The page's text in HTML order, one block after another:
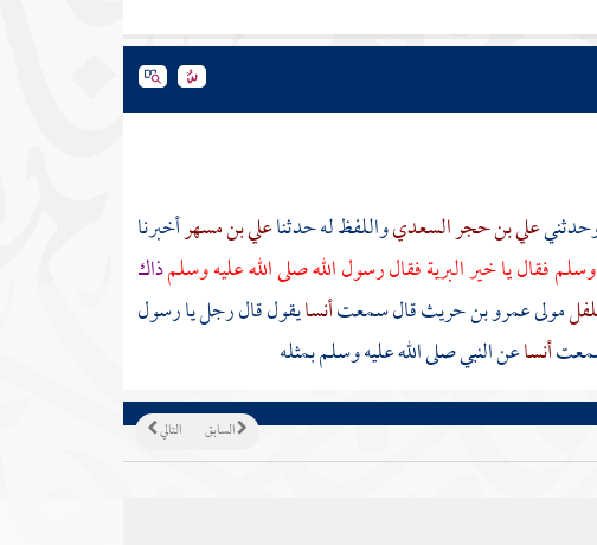
علي بن حجر السعديواللفظ له حدثناعلي بن مسهرأخبرنا
فقال يا خير البرية فقال رسول الله صلى الله عليه وسلمذاك
مولىعمرو بن حريثقال سمعتأنسايقول قال رجل يا رسول
أنساعن النبي صلى الله عليه وسلم بمثله
التالي السابق